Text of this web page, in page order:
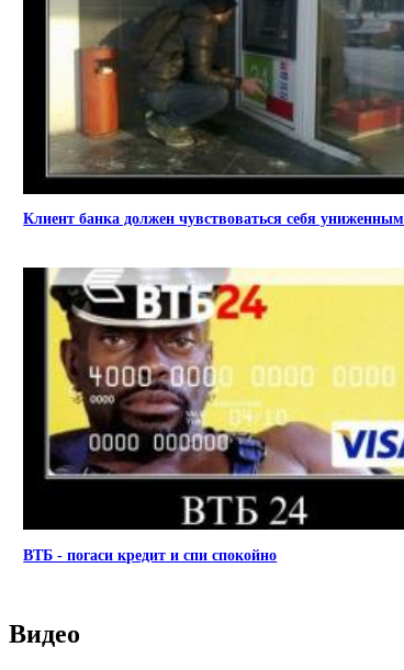
Клиент банка должен чувствоваться себя униженным
ВТБ - погаси кредит и спи спокойно
Видео